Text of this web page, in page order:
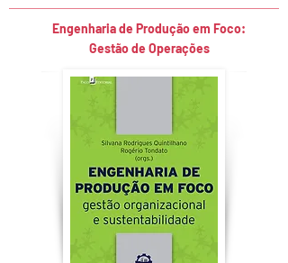
Engenharia de Produção em Foco:
Gestão de Operações